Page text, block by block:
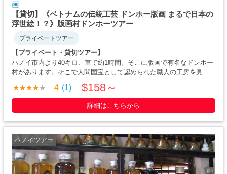
画
【貸切】《ベトナムの伝統工芸 ドンホー版画 まるで日本の
浮世絵！？》版画村ドンホーツアー
プライベートツアー
【プライベート・貸切ツアー】
ハノイ市内より40キロ、車で約1時間。そこに版画で有名なドンホー
村があります。そこで人間国宝として認められた職人の工房を見学
しませんか？元々はテト(旧正月)を彩る装飾品・縁起物として発展し
ました。描かれているのは、ベトナムの農村生活や風刺画です。水
上人形劇にある演目もドンホー版・・・・・
4 (1) $158～
詳細はこちらから
ハノイツアー